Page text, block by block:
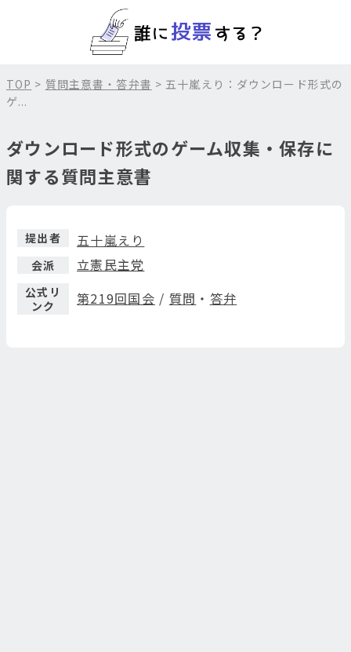
TOP > 質問主意書・答弁書 > 五十嵐えり：ダウンロード形式の
ゲ...
ダウンロード形式のゲーム収集・保存に
関する質問主意書
提出者 五十嵐えり
会派 立憲民主党
公式リ
ンク
第219回国会 / 質問 ・ 答弁